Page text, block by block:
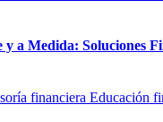
y a Medida: Soluciones
financiera Educación